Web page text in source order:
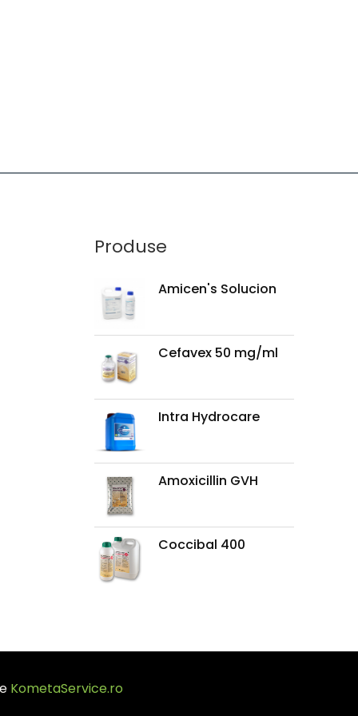
Produse
Amicen's Solucion
Cefavex 50 mg/ml
Intra Hydrocare
Amoxicillin GVH
Coccibal 400
KometaService.ro